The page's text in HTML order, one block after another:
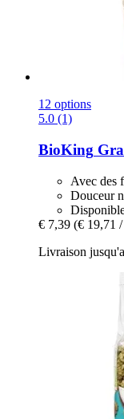
12 options
5.0 (1)
BioKing
Avec des
Douceur
€ 7,39 (€ 19,71
Livraison